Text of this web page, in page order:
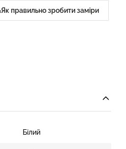
Як правильно зробити заміри
Білий